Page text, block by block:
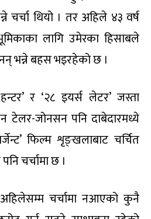
थियो । तर अहिले ४३ वर्ष
लागि उमेरका हिसाबले
भन्ने बहस भइरहेको छ ।
र ‘२८ इयर्स लेटर’ जस्ता
टेलर-जोनसन पनि दाबेदारमध्ये
फिल्म शृङ्खलाबाट चर्चित
चर्चामा छ ।
अहिलेसम्म चर्चामा नआएको कुनै